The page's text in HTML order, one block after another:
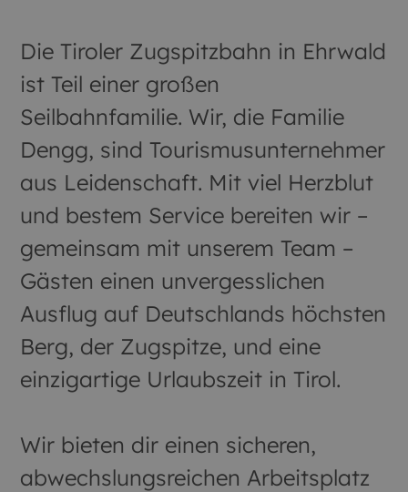
Die Tiroler Zugspitzbahn in Ehrwald
ist Teil einer großen
Seilbahnfamilie. Wir, die Familie
Dengg, sind Tourismusunternehmer
aus Leidenschaft. Mit viel Herzblut
und bestem Service bereiten wir –
gemeinsam mit unserem Team –
Gästen einen unvergesslichen
Ausflug auf Deutschlands höchsten
Berg, der Zugspitze, und eine
einzigartige Urlaubszeit in Tirol.
Wir bieten dir einen sicheren,
abwechslungsreichen Arbeitsplatz